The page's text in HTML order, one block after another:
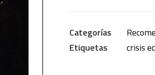
nuevo
paradigma
Categorías
Etiquetas
crisis